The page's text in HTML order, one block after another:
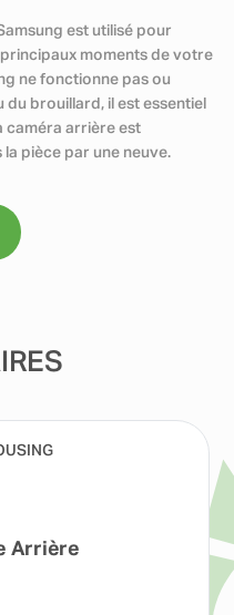
est utilisé pour
moments de votre
ne fonctionne pas ou
brouillard, il est essentiel
caméra arrière est
pièce par une neuve.
Arrière